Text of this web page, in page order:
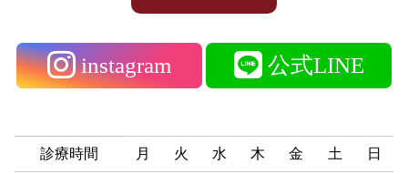
instagram 公式LINE
診療時間 月 火 水 木 金 土 日